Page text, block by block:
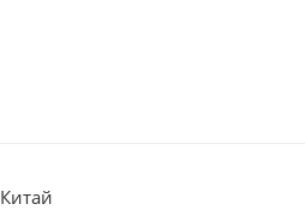
Китай